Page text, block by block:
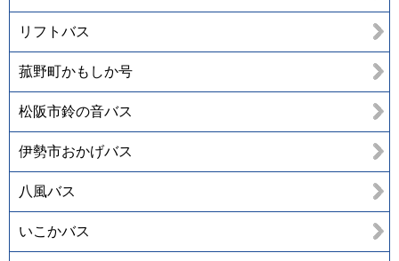
リフトバス
菰野町かもしか号
松阪市鈴の音バス
伊勢市おかげバス
八風バス
いこかバス